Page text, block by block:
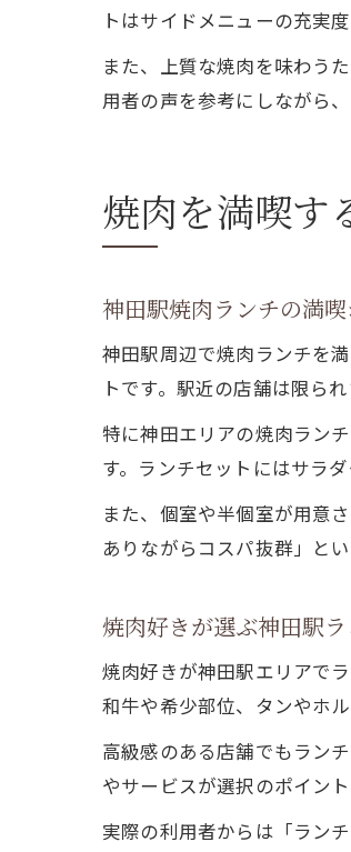
トはサイドメニューの充実
また、上質な焼肉を味わう
用者の声を参考にしながら
焼肉を満喫す
神田駅焼肉ランチの満
神田駅周辺で焼肉ランチを
トです。駅近の店舗は限ら
特に神田エリアの焼肉ラン
す。ランチセットにはサラ
また、個室や半個室が用意
ありながらコスパ抜群」と
焼肉好きが選ぶ神田駅
焼肉好きが神田駅エリアで
和牛や希少部位、タンやホ
高級感のある店舗でもラン
やサービスが選択のポイン
実際の利用者からは「ラン